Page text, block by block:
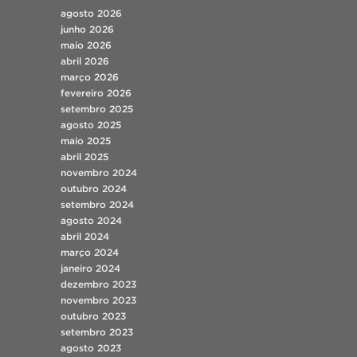
agosto 2026
junho 2026
maio 2026
abril 2026
março 2026
fevereiro 2026
setembro 2025
agosto 2025
maio 2025
abril 2025
novembro 2024
outubro 2024
setembro 2024
agosto 2024
abril 2024
março 2024
janeiro 2024
dezembro 2023
novembro 2023
outubro 2023
setembro 2023
agosto 2023